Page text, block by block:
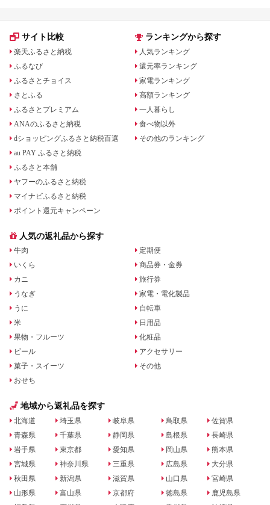
サイト比較
楽天ふるさと納税
ふるなび
ふるさとチョイス
さとふる
ふるさとプレミアム
ANAのふるさと納税
dショッピングふるさと納税百選
au PAY ふるさと納税
ふるさと本舗
ヤフーのふるさと納税
マイナビふるさと納税
ポイント還元キャンペーン
ランキングから探す
人気ランキング
還元率ランキング
家電ランキング
高額ランキング
一人暮らし
食べ物以外
その他のランキング
人気の返礼品から探す
牛肉
いくら
カニ
うなぎ
うに
米
果物・フルーツ
ビール
菓子・スイーツ
おせち
定期便
商品券・金券
旅行券
家電・電化製品
自転車
日用品
化粧品
アクセサリー
その他
地域から返礼品を探す
北海道
青森県
岩手県
宮城県
秋田県
山形県
埼玉県
千葉県
東京都
神奈川県
新潟県
富山県
岐阜県
静岡県
愛知県
三重県
滋賀県
京都府
鳥取県
島根県
岡山県
広島県
山口県
徳島県
佐賀県
長崎県
熊本県
大分県
宮崎県
鹿児島県